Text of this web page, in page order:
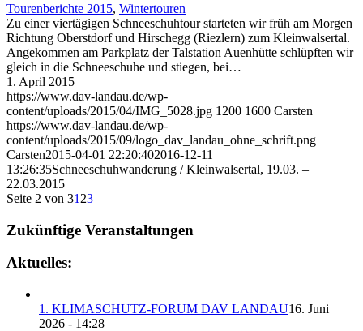
Tourenberichte 2015, Wintertouren
Zu einer viertägigen Schneeschuhtour starteten wir früh am Morgen
Richtung Oberstdorf und Hirschegg (Riezlern) zum Kleinwalsertal.
Angekommen am Parkplatz der Talstation Auenhütte schlüpften wir
gleich in die Schneeschuhe und stiegen, bei…
1. April 2015
https://www.dav-landau.de/wp-
content/uploads/2015/04/IMG_5028.jpg 1200 1600 Carsten
https://www.dav-landau.de/wp-
content/uploads/2015/09/logo_dav_landau_ohne_schrift.png
Carsten2015-04-01 22:20:402016-12-11
13:26:35Schneeschuhwanderung / Kleinwalsertal, 19.03. –
22.03.2015
Seite 2 von 31 23
Zukünftige Veranstaltungen
Aktuelles:
1. KLIMASCHUTZ-FORUM DAV LANDAU16. Juni
2026 - 14:28